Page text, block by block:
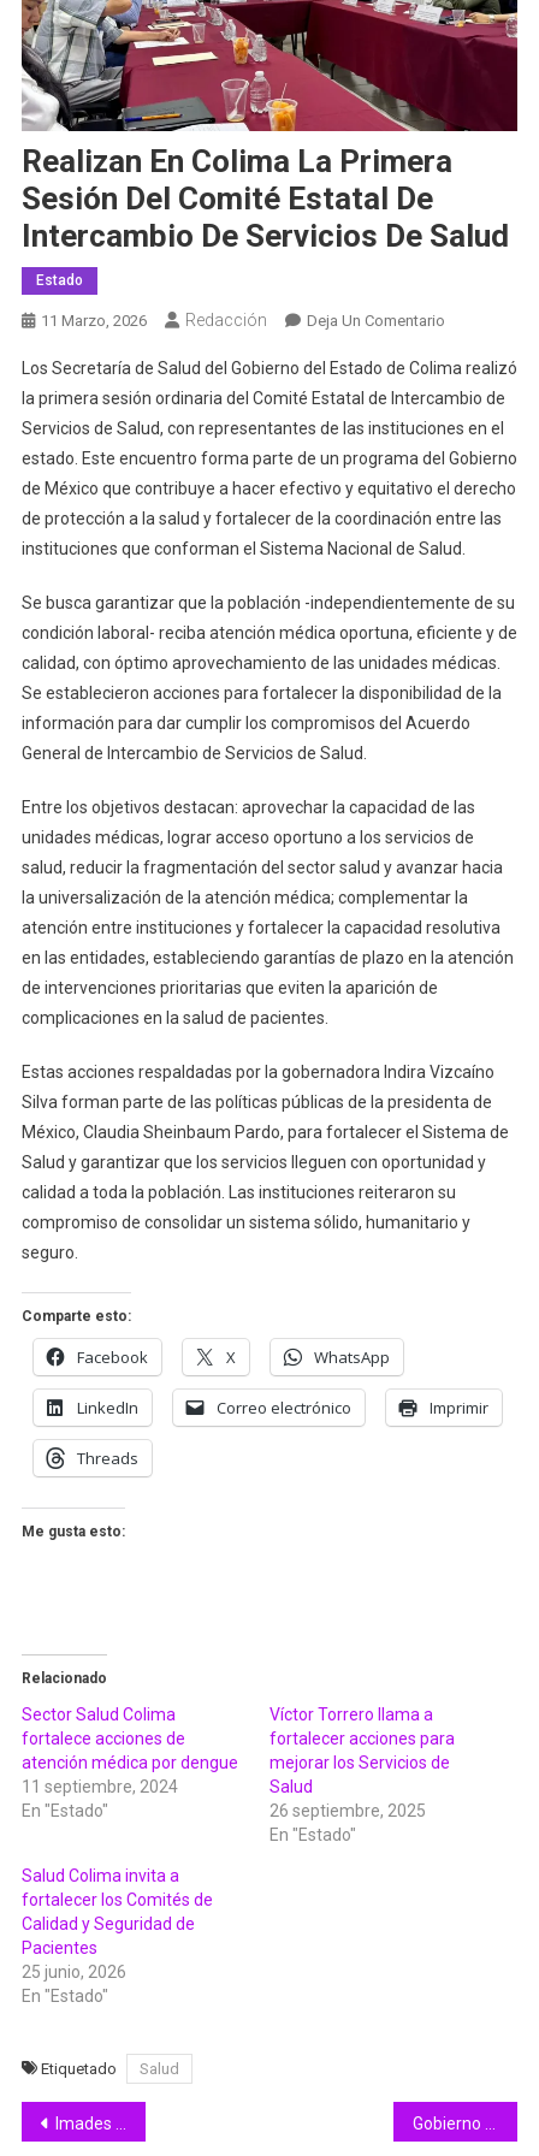
Realizan En Colima La Primera
Sesión Del Comité Estatal De
Intercambio De Servicios De Salud
Estado
11 Marzo, 2026 Redacción Deja Un ComentarioEn
En
Colima
La
Primera
Sesión
Del
Comité
De
Intercambio
De
Salud
Los Secretaría de Salud del Gobierno del Estado de Colima realizó
la primera sesión ordinaria del Comité Estatal de Intercambio de
Servicios de Salud, con representantes de las instituciones en el
estado. Este encuentro forma parte de un programa del Gobierno
de México que contribuye a hacer efectivo y equitativo el derecho
de protección a la salud y fortalecer de la coordinación entre las
instituciones que conforman el Sistema Nacional de Salud.
Se busca garantizar que la población -independientemente de su
condición laboral- reciba atención médica oportuna, eficiente y de
calidad, con óptimo aprovechamiento de las unidades médicas.
Se establecieron acciones para fortalecer la disponibilidad de la
información para dar cumplir los compromisos del Acuerdo
General de Intercambio de Servicios de Salud.
Entre los objetivos destacan: aprovechar la capacidad de las
unidades médicas, lograr acceso oportuno a los servicios de
salud, reducir la fragmentación del sector salud y avanzar hacia
la universalización de la atención médica; complementar la
atención entre instituciones y fortalecer la capacidad resolutiva
en las entidades, estableciendo garantías de plazo en la atención
de intervenciones prioritarias que eviten la aparición de
complicaciones en la salud de pacientes.
Estas acciones respaldadas por la gobernadora Indira Vizcaíno
Silva forman parte de las políticas públicas de la presidenta de
México, Claudia Sheinbaum Pardo, para fortalecer el Sistema de
Salud y garantizar que los servicios lleguen con oportunidad y
calidad a toda la población. Las instituciones reiteraron su
compromiso de consolidar un sistema sólido, humanitario y
seguro.
Comparte esto:
Facebook X WhatsApp
LinkedIn Correo electrónico Imprimir
Threads
Me gusta esto:
Relacionado
Sector Salud Colima
fortalece acciones de
atención médica por dengue
11 septiembre, 2024
En "Estado"
Víctor Torrero llama a
fortalecer acciones para
mejorar los Servicios de
Salud
26 septiembre, 2025
En "Estado"
Salud Colima invita a
fortalecer los Comités de
Calidad y Seguridad de
Pacientes
25 junio, 2026
En "Estado"
Etiquetado Salud
Navegación
Imades y Ciapacov invitan a infancias y juventudes colimenses al concurso de dibujo ‘Mi Historia con el Agua’